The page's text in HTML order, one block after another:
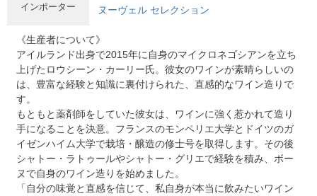
インポーター ヌーヴェル セレクション
《生産者について》
アイルランド出身で2015年に自身のマイクロネゴシアンを立ち
上げたロウシーン・カーリー氏。彼女のワインが素晴らしいの
は、豊富な経験と知識に裏付けられた、直感的なワイン造りで
す。
もともと薬剤師をしていた彼女は、ワインに強く惹かれて造り
手になることを決意。フランスのモンペリエ大学とドイツのガ
イゼンハイム大学で栽培・醸造の修士号を取得します。その後
シャトー・ラトゥールやシャトー・グリエで経験を積み、ボー
ヌで自身のワイン造りを始めました。
「自分の味覚と直感を信じて、私自身が本当に飲みたいワイン